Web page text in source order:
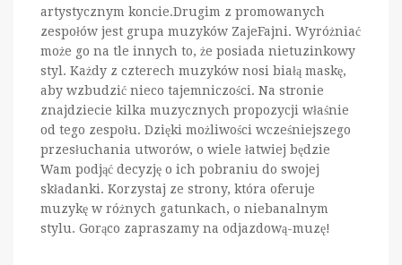
artystycznym koncie.Drugim z promowanych
zespołów jest grupa muzyków ZajeFajni. Wyróżniać
może go na tle innych to, że posiada nietuzinkowy
styl. Każdy z czterech muzyków nosi białą maskę,
aby wzbudzić nieco tajemniczości. Na stronie
znajdziecie kilka muzycznych propozycji właśnie
od tego zespołu. Dzięki możliwości wcześniejszego
przesłuchania utworów, o wiele łatwiej będzie
Wam podjąć decyzję o ich pobraniu do swojej
składanki. Korzystaj ze strony, która oferuje
muzykę w różnych gatunkach, o niebanalnym
stylu. Gorąco zapraszamy na odjazdową-muzę!